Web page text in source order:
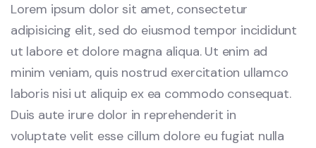
Lorem ipsum dolor sit amet, consectetur
adipisicing elit, sed do eiusmod tempor incididunt
ut labore et dolore magna aliqua. Ut enim ad
minim veniam, quis nostrud exercitation ullamco
laboris nisi ut aliquip ex ea commodo consequat.
Duis aute irure dolor in reprehenderit in
voluptate velit esse cillum dolore eu fugiat nulla